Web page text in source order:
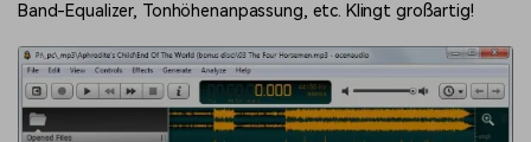
Band-Equalizer, Tonhöhenanpassung, etc. Klingt großartig!